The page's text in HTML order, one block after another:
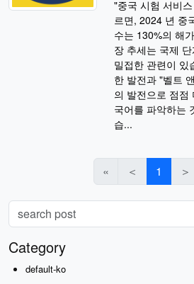
"중국 시험 서비
르면, 2024 년 중
수는 130%의 해
장 추세는 국제
밀접한 관련이 있
한 발전과 "벨트
의 발전으로 점점
국어를 파악하는
습...
« ＜ 1 ＞
Category
default-ko